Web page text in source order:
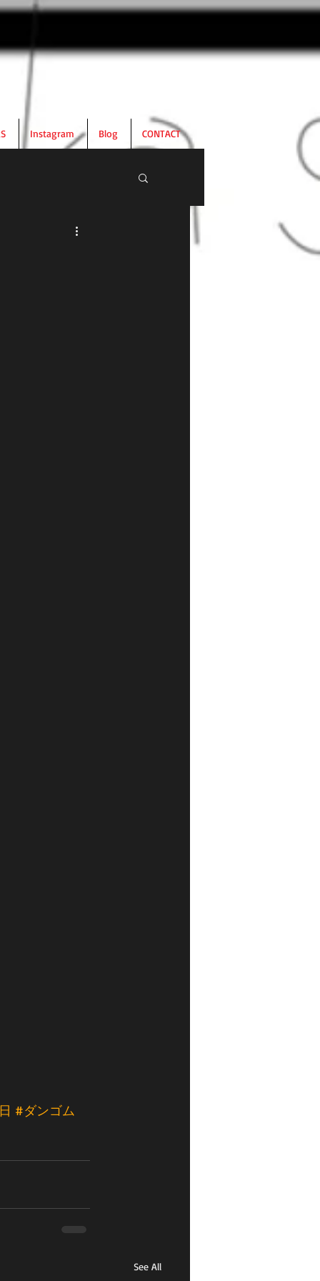
Instagram Blog CONTACT
#ダンゴム
See All